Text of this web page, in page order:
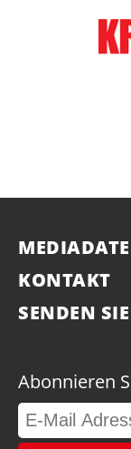
KONTAKT
SENDEN
Abonnieren